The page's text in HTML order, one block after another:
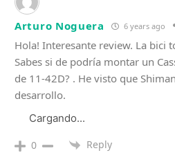
Arturo Noguera 6 years ago
Hola! Interesante review. La bici
Sabes si de podría montar un
de 11-42D? . He visto que
desarrollo.
Cargando...
0 Reply